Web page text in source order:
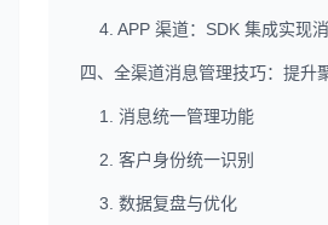
4. APP 渠道：SDK 集成实现
四、全渠道消息管理技巧：提升
1. 消息统一管理功能
2. 客户身份统一识别
3. 数据复盘与优化